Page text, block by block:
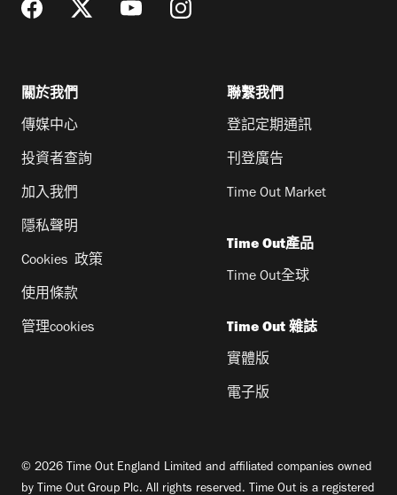
關於我們
傳媒中心
投資者查詢
加入我們
隱私聲明
Cookies 政策
使用條款
管理cookies
聯繫我們
登記定期通訊
刊登廣告
Time Out Market
Time Out產品
Time Out全球
Time Out 雜誌
實體版
電子版
© 2026 Time Out England Limited and affiliated companies owned
by Time Out Group Plc. All rights reserved. Time Out is a registered